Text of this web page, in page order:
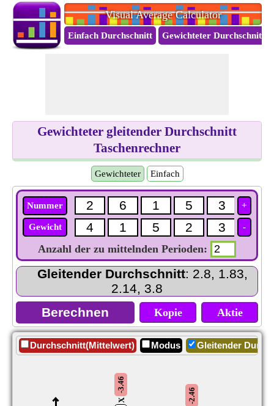
Visual Average Calculator
Einfach Durchschnitt Gewichteter Durchschnitt
Gewichteter gleitender Durchschnitt
Taschenrechner
Gewichteter Einfach
Nummer
Gewicht
+
-
Anzahl der zu mittelnden Perioden:
Gleitender Durchschnitt: 2.8, 1.83,
2.14, 3.8
Kopie Aktie
Durchschnitt(Mittelwert) Modus Gleitender
-3.46
X -2.46